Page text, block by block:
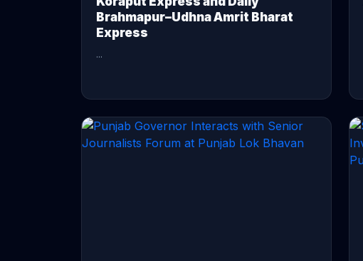
Brahmapur–Udhna Amrit Bharat
Express
...